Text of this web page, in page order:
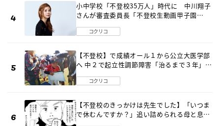
小中学校「不登校35万人」時代に 中川翔子
さんが審査委員長「不登校生動画甲子園
コクリコ
【不登校】で成績オール１から公立大医学部
へ 中２で起立性調節障害「治るまで３年」の
コクリコ
【不登校のきっかけは先生でした】「いつま
で休むんですか？」追い詰められる母と息子